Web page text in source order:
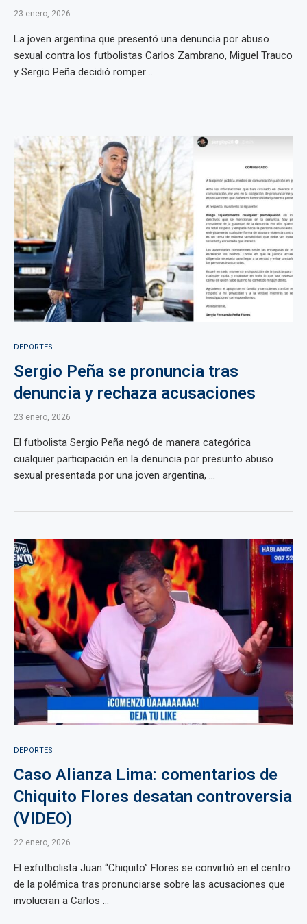
23 enero, 2026
La joven argentina que presentó una denuncia por abuso
sexual contra los futbolistas Carlos Zambrano, Miguel Trauco
y Sergio Peña decidió romper ...
DEPORTES
Sergio Peña se pronuncia tras
denuncia y rechaza acusaciones
23 enero, 2026
El futbolista Sergio Peña negó de manera categórica
cualquier participación en la denuncia por presunto abuso
sexual presentada por una joven argentina, ...
DEPORTES
Caso Alianza Lima: comentarios de
Chiquito Flores desatan controversia
(VIDEO)
22 enero, 2026
El exfutbolista Juan “Chiquito” Flores se convirtió en el centro
de la polémica tras pronunciarse sobre las acusaciones que
involucran a Carlos ...